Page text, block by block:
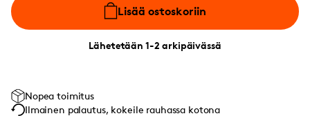
Lisää ostoskoriin
Lähetetään 1-2 arkipäivässä
Nopea toimitus
Ilmainen palautus, kokeile rauhassa kotona